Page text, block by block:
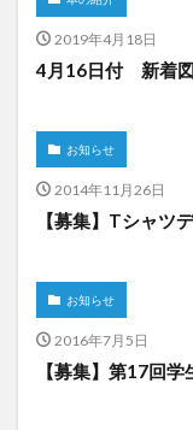
2019年4月18日
4月16日付 新着
お知らせ
2014年11月26日
【募集】Tシャツ
お知らせ
2016年7月5日
【募集】第17回